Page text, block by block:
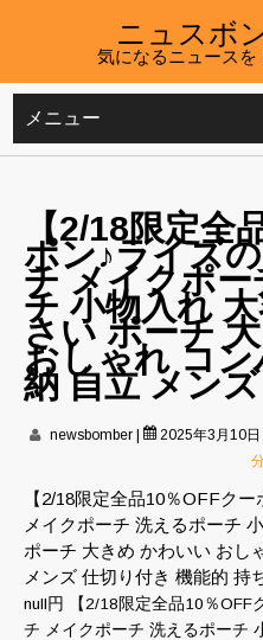
ニュスボ
気になるニュース
メニュー
【2/18限定全
ポン♪ライズ
チ メイクポ
チ 小物入れ
さい ポーチ
おしゃれ コ
納 自立 メンズ
newsbomber| 2025年3月10日
【2/18限定全品10％OFFク
メイクポーチ 洗えるポーチ
ポーチ 大きめ かわいい おし
メンズ 仕切り付き 機能的 持
null円 【2/18限定全品10％OFF
チ メイクポーチ 洗えるポーチ